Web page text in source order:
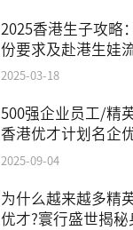
2025香港生子攻略
份要求及赴港生娃
2025-03-18
500强企业员工/精
香港优才计划名企
2025-09-04
为什么越来越多精
优才?寰行盛世揭